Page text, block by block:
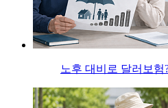
노후 대비로 달러보